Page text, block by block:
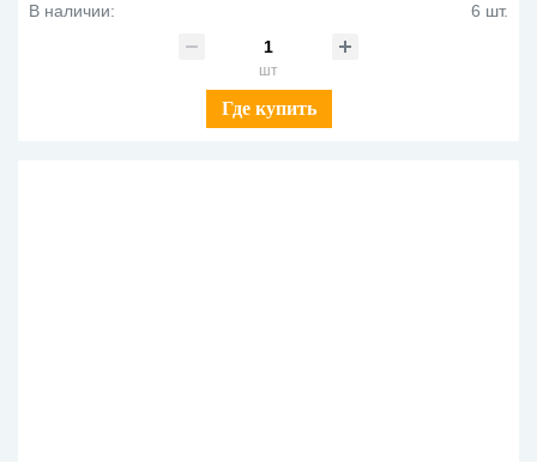
В наличии: 6 шт.
шт
Где купить